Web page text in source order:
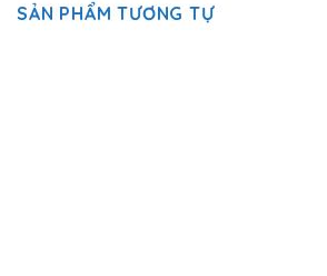
SẢN PHẨM TƯƠNG TỰ